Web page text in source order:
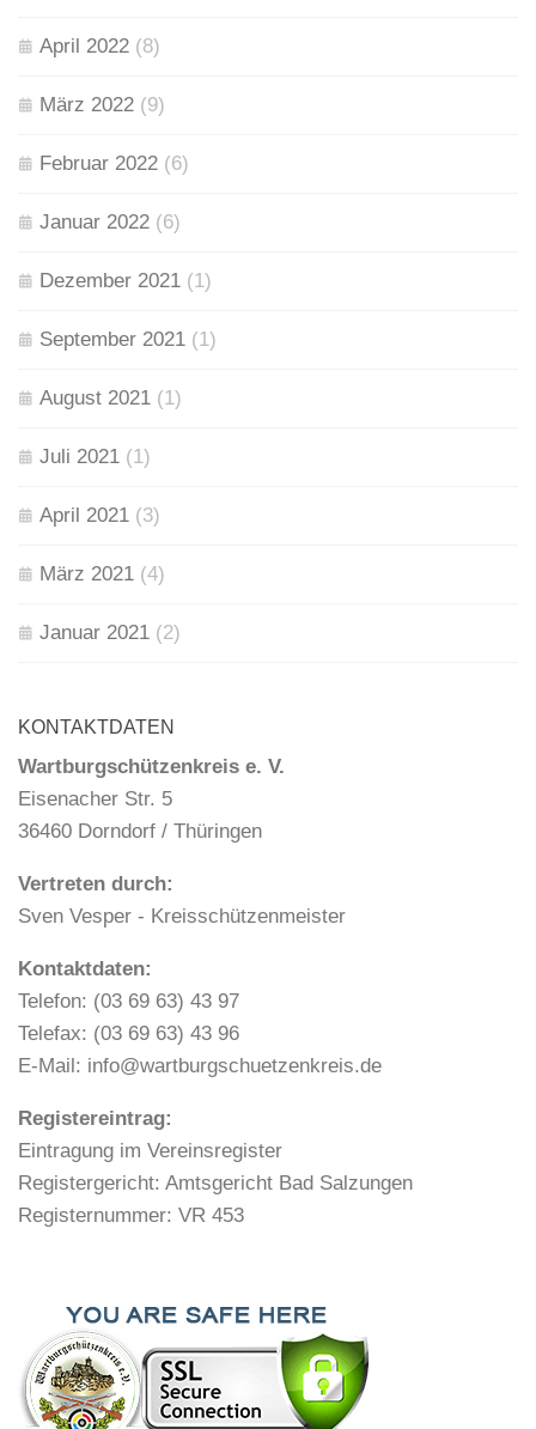
April 2022 (8)
März 2022 (9)
Februar 2022 (6)
Januar 2022 (6)
Dezember 2021 (1)
September 2021 (1)
August 2021 (1)
Juli 2021 (1)
April 2021 (3)
März 2021 (4)
Januar 2021 (2)
KONTAKTDATEN
Wartburgschützenkreis e. V.
Eisenacher Str. 5
36460 Dorndorf / Thüringen
Vertreten durch:
Sven Vesper - Kreisschützenmeister
Kontaktdaten:
Telefon: (03 69 63) 43 97
Telefax: (03 69 63) 43 96
E-Mail: info@wartburgschuetzenkreis.de
Registereintrag:
Eintragung im Vereinsregister
Registergericht: Amtsgericht Bad Salzungen
Registernummer: VR 453